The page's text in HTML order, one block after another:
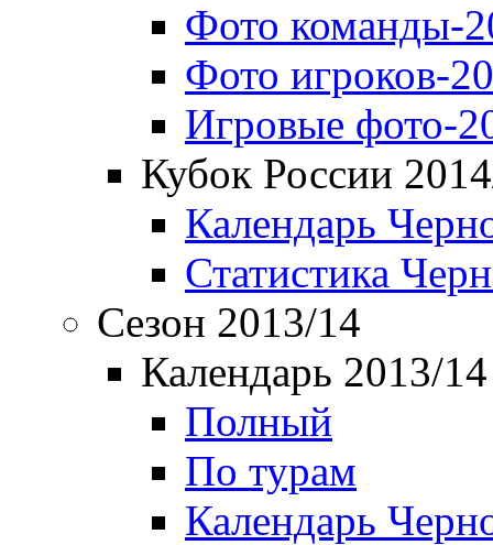
Фото команды-
Фото игроков-
Игровые фото-
Кубок России
Календарь
Статистика
Сезон 2013/14
Календарь 2013/14
Полный
По турам
Календарь